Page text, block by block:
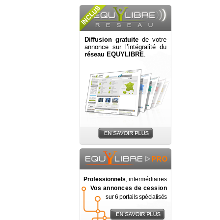
Diffusion gratuite de votre
annonce sur l’intégralité du
réseau EQUYLIBRE.
Professionnels, intermédiaires
Vos annonces de cession
sur 6 portails spécialisés